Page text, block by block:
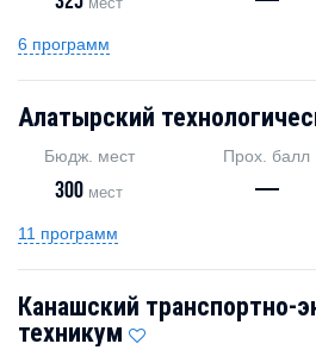
6 программ
Алатырский
Бюдж. мест
300 мест
Прох. балл
—
11 программ
Канашский транспортно-
техникум